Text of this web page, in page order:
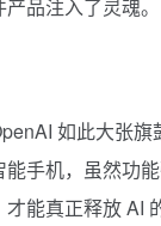
品注入了灵魂。
如此大张
能手机，虽然功
能真正释放 AI